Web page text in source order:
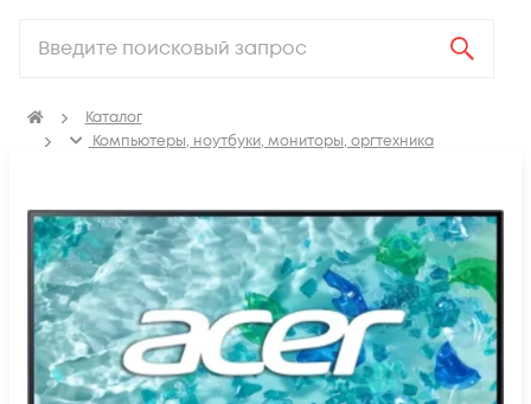
Каталог
Компьютеры, ноутбуки, мониторы, оргтехника